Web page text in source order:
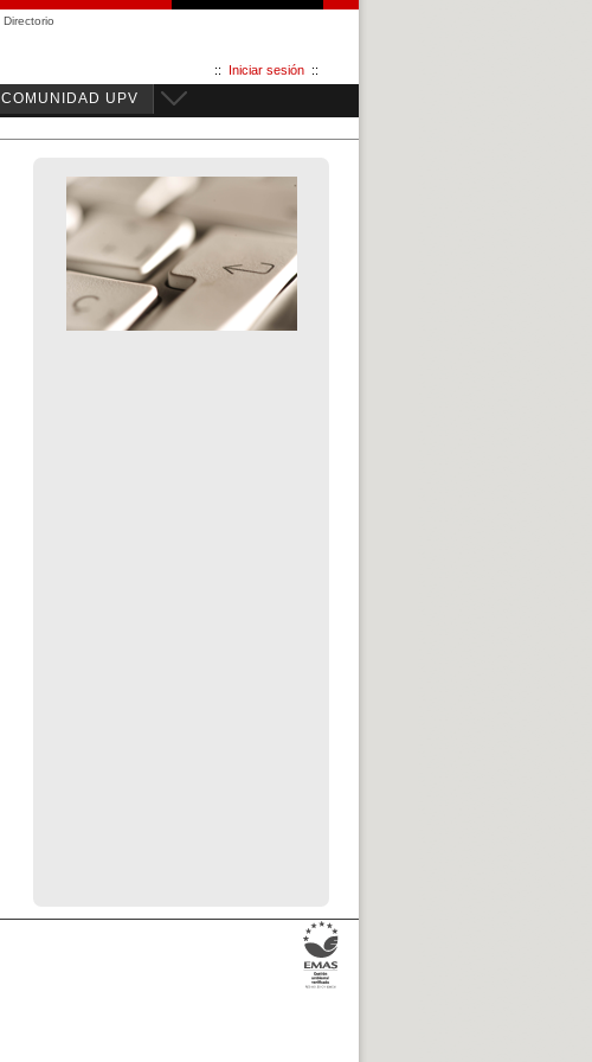
Directorio
:: Iniciar sesión ::
COMUNIDAD UPV